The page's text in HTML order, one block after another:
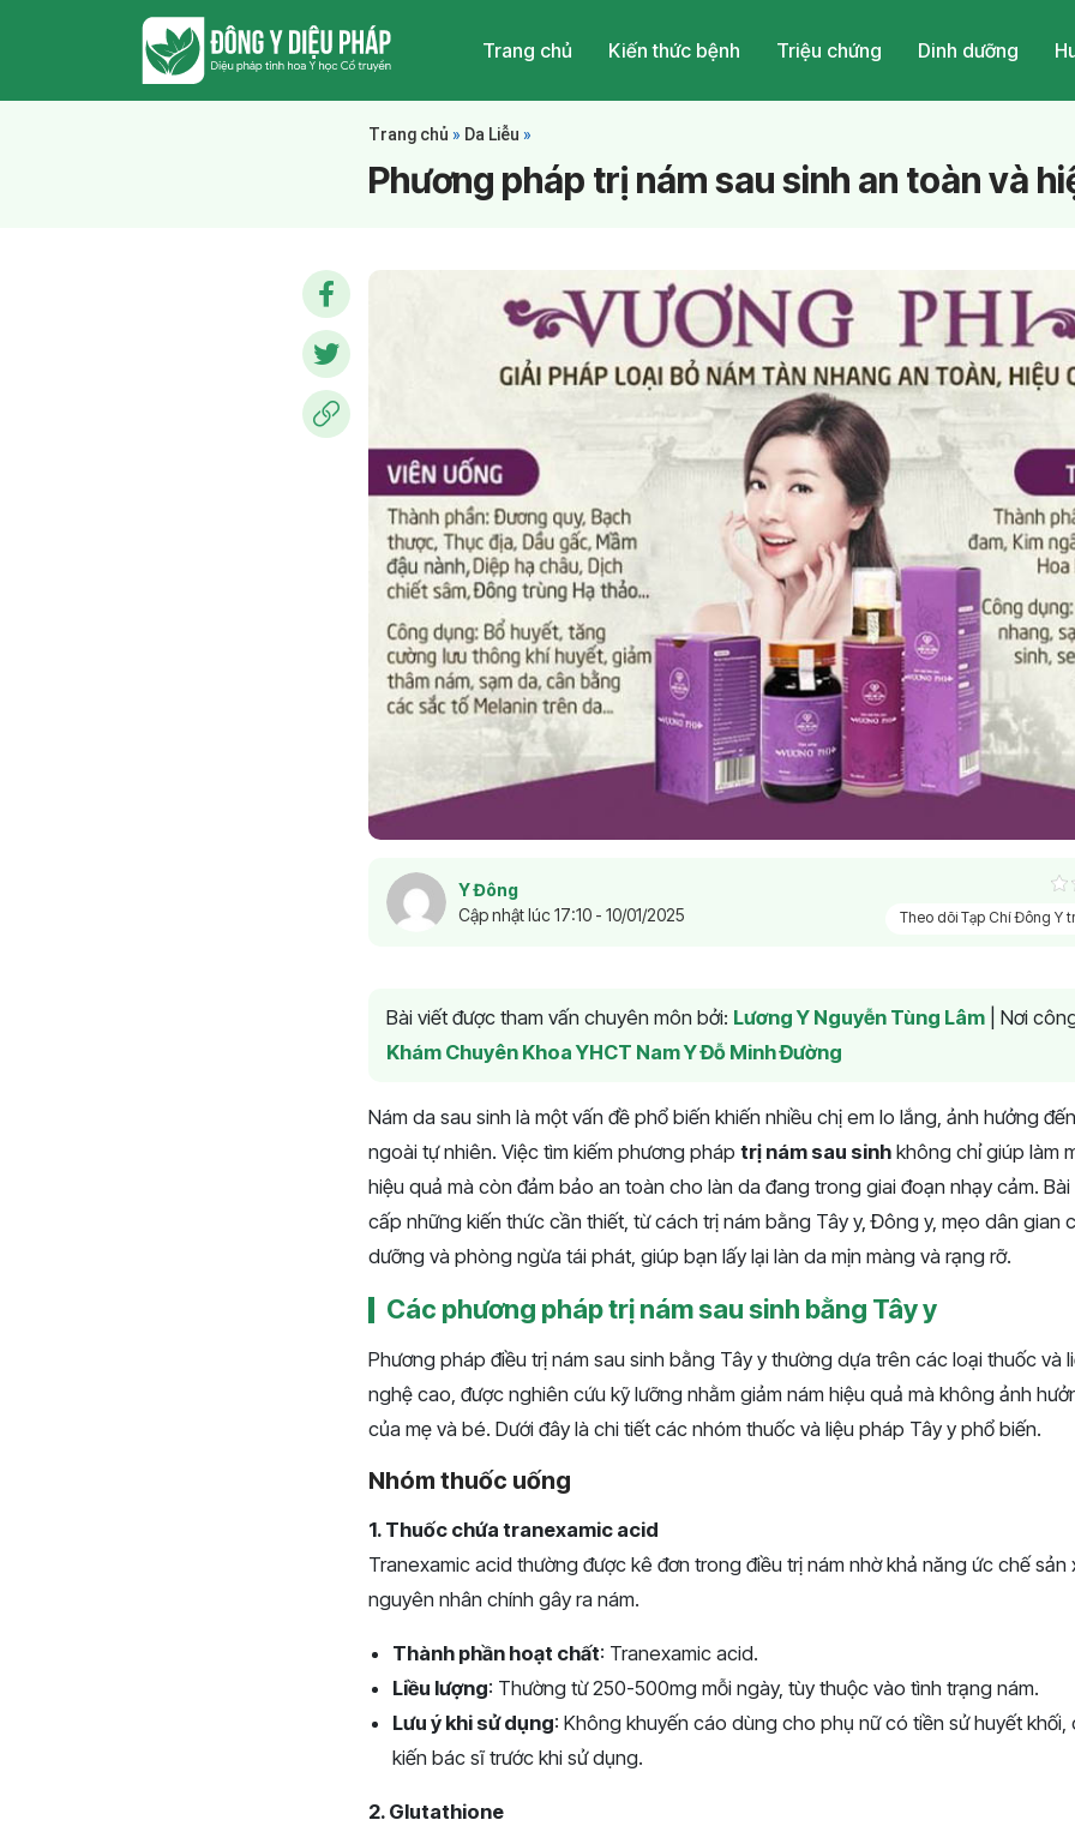
Trang chủ Kiến thức bệnh Triệu chứng Dinh dưỡng
Trang chủ » Da Liễu »
Phương pháp trị nám sau sinh an toàn và
Y Đông
Cập nhật lúc 17:10 - 10/01/2025
Theo dõi Tạp Chí Đông Y
Bài viết được tham vấn chuyên môn bởi: Lương Y Nguyễn Tùng Lâm
Nơi
Khám Chuyên Khoa YHCT Nam Y Đỗ Minh Đường
Nám da sau sinh là một vấn đề phổ biến khiến nhiều chị em lo lắng, ảnh hưởng
ngoài tự nhiên. Việc tìm kiếm phương pháp trị nám sau sinh không chỉ giúp làm
hiệu quả mà còn đảm bảo an toàn cho làn da đang trong giai đoạn nhạy cảm.
cấp những kiến thức cần thiết, từ cách trị nám bằng Tây y, Đông y, mẹo dân gian
dưỡng và phòng ngừa tái phát, giúp bạn lấy lại làn da mịn màng và rạng rỡ.
Các phương pháp trị nám sau sinh bằng Tây y
Phương pháp điều trị nám sau sinh bằng Tây y thường dựa trên các loại thuốc và
nghệ cao, được nghiên cứu kỹ lưỡng nhằm giảm nám hiệu quả mà không ảnh
của mẹ và bé. Dưới đây là chi tiết các nhóm thuốc và liệu pháp Tây y phổ biến.
Nhóm thuốc uống
1. Thuốc chứa tranexamic acid
Tranexamic acid thường được kê đơn trong điều trị nám nhờ khả năng ức chế sản
nguyên nhân chính gây ra nám.
Thành phần hoạt chất: Tranexamic acid.
Liều lượng: Thường từ 250-500mg mỗi ngày, tùy thuộc vào tình trạng nám.
Lưu ý khi sử dụng: Không khuyến cáo dùng cho phụ nữ có tiền sử huyết khối,
kiến bác sĩ trước khi sử dụng.
2. Glutathione